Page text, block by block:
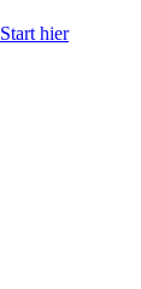
Start hier